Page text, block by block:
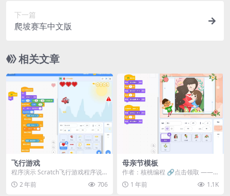
下一篇
爬坡赛车中文版
相关文章
飞行游戏
程序演示 Scratch飞行游戏程序说
明 项目名称: 飞行游戏 概要: 这是一
款...2 年前 706
母亲节模板
作者：核桃编程 🔗点击领取 ——
核桃编程趣味编程创作礼盒8件套，
仅10.8元（...
1 年前 1.1K